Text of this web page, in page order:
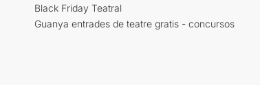
Black Friday Teatral
Guanya entrades de teatre gratis - concursos